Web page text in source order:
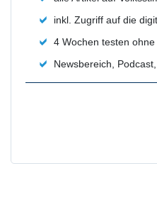
inkl. Zugriff auf die
4 Wochen testen ohne
Newsbereich,